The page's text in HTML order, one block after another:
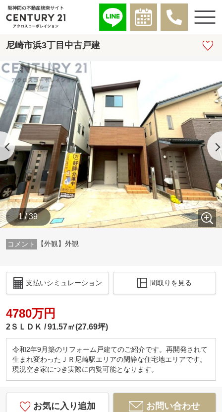
尼崎市浜3丁目中古戸建
【外観】外観
1 / 39
支払いシミュレーション 間取りを見る
4780万円
2ＳＬＤＫ 91.57㎡(27.69坪)
令和2年9月築のリフォーム戸建てのご紹介です。再開発されて
生まれ変わったＪＲ尼崎駅エリアの閑静な住宅地エリアです。
現況空き家につき実際に内覧可能となります。
お気に入り追加 お問い合わせ